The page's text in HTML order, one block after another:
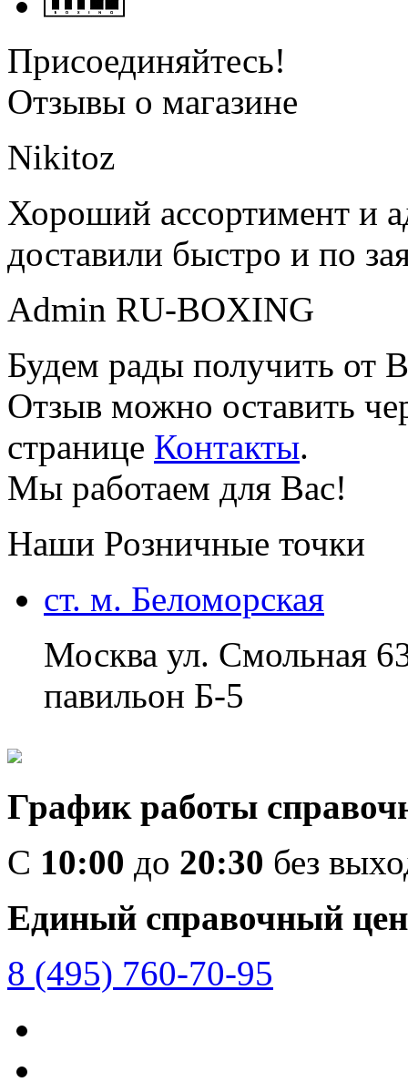
Присоединяйтесь!
Отзывы о магазине
Nikitoz
Хороший ассортимент и
доставили быстро и по
Admin RU-BOXING
Будем рады получить от
Отзыв можно оставить
странице Контакты.
Мы работаем для Вас!
Наши Розничные точки
ст. м. Беломорская
Москва ул. Смольная
павильон Б-5
График работы
C 10:00 до 20:30 без
Единый справочный
8 (495) 760-70-95